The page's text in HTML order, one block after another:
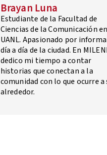
Brayan Luna
Estudiante de la Facultad de
Ciencias de la Comunicación
UANL. Apasionado por
día a día de la ciudad. En
dedico mi tiempo a contar
historias que conectan a la
comunidad con lo que ocurre a
alrededor.